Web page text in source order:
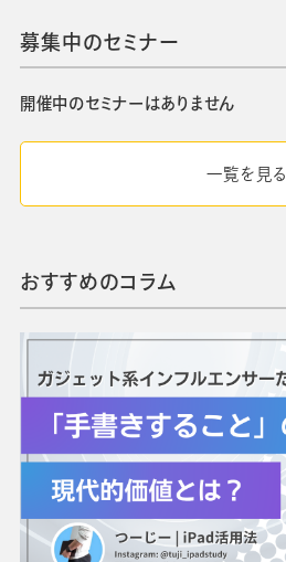
募集中のセミナー
開催中のセミナーはありません
一覧を見る
おすすめのコラム